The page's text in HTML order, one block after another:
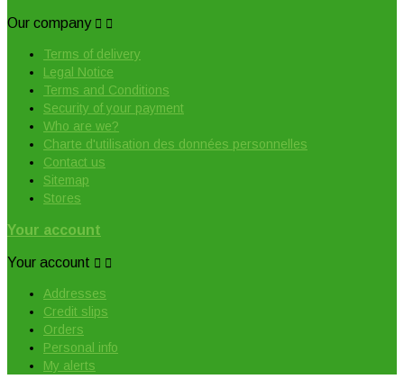
Our company  
Terms of delivery
Legal Notice
Terms and Conditions
Security of your payment
Who are we?
Charte d'utilisation des données personnelles
Contact us
Sitemap
Stores
Your account
Your account  
Addresses
Credit slips
Orders
Personal info
My alerts